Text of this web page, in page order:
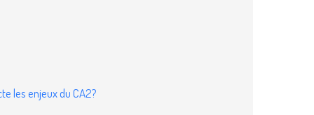
les enjeux du CA2?